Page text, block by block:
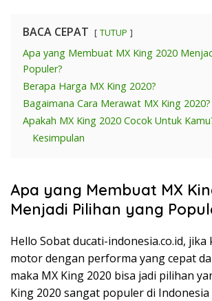
BACA CEPAT TUTUP
Apa yang Membuat MX King 2020
Populer?
Berapa Harga MX King 2020?
Bagaimana Cara Merawat MX King 2020?
Apakah MX King 2020 Cocok Untuk
Kesimpulan
Apa yang Membuat MX
Menjadi Pilihan yang
Hello Sobat ducati-indonesia.co.id, jika
motor dengan performa yang cepat
maka MX King 2020 bisa jadi pilihan
King 2020 sangat populer di